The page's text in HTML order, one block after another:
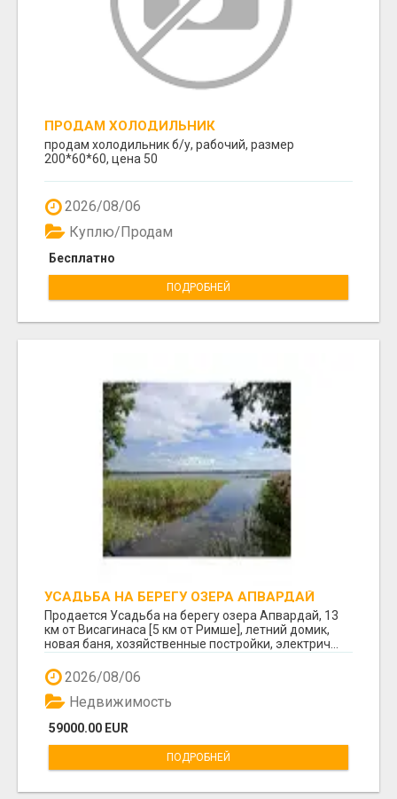
ПРОДАМ ХОЛОДИЛЬНИК
продам холодильник б/у, рабочий, размер
200*60*60, цена 50
2026/08/06
Бесплатно
Куплю/Продам
ПОДРОБНЕЙ
УСАДЬБА НА БЕРЕГУ ОЗЕРА АПВАРДАЙ
Продается Усадьба на берегу озера Апвардай, 13
км от Висагинаса [5 км от Римше], летний домик,
новая баня, хозяйственные постройки, электрич...
2026/08/06
59000.00 EUR
Недвижимость
ПОДРОБНЕЙ